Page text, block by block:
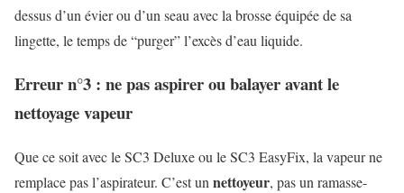
dessus d’un évier ou d’un seau avec la brosse équipée de sa
lingette, le temps de “purger” l’excès d’eau liquide.
Erreur n°3 : ne pas aspirer ou balayer avant le
nettoyage vapeur
Que ce soit avec le SC3 Deluxe ou le SC3 EasyFix, la vapeur ne
remplace pas l’aspirateur. C’est un nettoyeur, pas un ramasse-